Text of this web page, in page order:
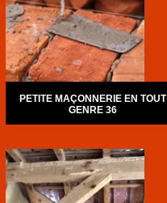
PETITE MAÇONNERIE EN TOUT
GENRE 36